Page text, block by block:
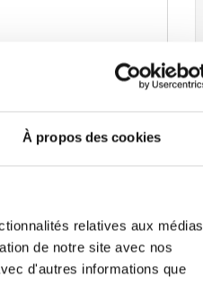
À propos des cookies
relatives aux médias
de notre site avec nos
d'autres informations que